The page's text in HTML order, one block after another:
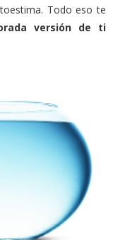
Todo eso te
versión de ti